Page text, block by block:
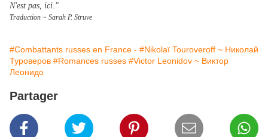
N'est pas, ici."
Traduction ~ Sarah P. Struve
#Combattants russes en France - #Nikolaï Touroveroff ~ Николай
Туроверов #Romances russes #Victor Leonidov ~ Виктор
Леонидо
Partager